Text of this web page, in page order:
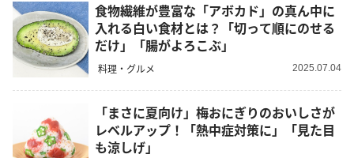
食物繊維が豊富な「アボカド」の真ん中に
入れる白い食材とは？「切って順にのせる
だけ」「腸がよろこぶ」
料理・グルメ 2025.07.04
「まさに夏向け」梅おにぎりのおいしさが
レベルアップ！「熱中症対策に」「見た目
も涼しげ」